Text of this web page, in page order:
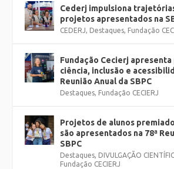
Cederj impulsiona
projetos apresentados na
CEDERJ, Destaques, Fundação
Fundação Cecierj
ciência, inclusão e
Reunião Anual da SBPC
Destaques, Fundação CECIERJ
Projetos de alunos
são apresentados na 78ª
SBPC
Destaques, DIVULGAÇÃO
Fundação CECIERJ